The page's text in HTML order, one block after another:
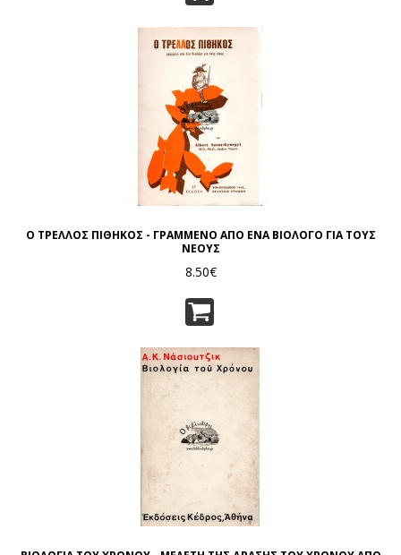
Ο ΤΡΕΛΛΟΣ ΠΙΘΗΚΟΣ - ΓΡΑΜΜΕΝΟ ΑΠΟ ΕΝΑ ΒΙΟΛΟΓΟ ΓΙΑ ΤΟΥΣ
ΝΕΟΥΣ
8.50€